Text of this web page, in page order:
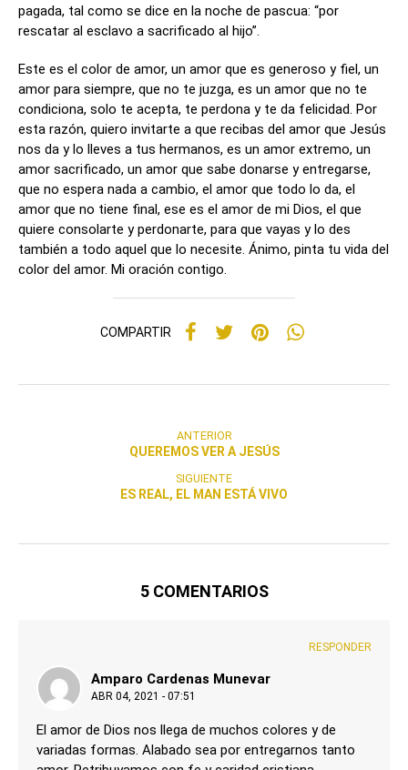
pagada, tal como se dice en la noche de pascua: “por
rescatar al esclavo a sacrificado al hijo”.
Este es el color de amor, un amor que es generoso y fiel, un
amor para siempre, que no te juzga, es un amor que no te
condiciona, solo te acepta, te perdona y te da felicidad. Por
esta razón, quiero invitarte a que recibas del amor que Jesús
nos da y lo lleves a tus hermanos, es un amor extremo, un
amor sacrificado, un amor que sabe donarse y entregarse,
que no espera nada a cambio, el amor que todo lo da, el
amor que no tiene final, ese es el amor de mi Dios, el que
quiere consolarte y perdonarte, para que vayas y lo des
también a todo aquel que lo necesite. Ánimo, pinta tu vida del
color del amor. Mi oración contigo.
COMPARTIR
ANTERIOR
QUEREMOS VER A JESÚS
SIGUIENTE
ES REAL, EL MAN ESTÁ VIVO
5 COMENTARIOS
Amparo Cardenas Munevar
ABR 04, 2021 - 07:51
El amor de Dios nos llega de muchos colores y de
variadas formas. Alabado sea por entregarnos tanto
RESPONDER